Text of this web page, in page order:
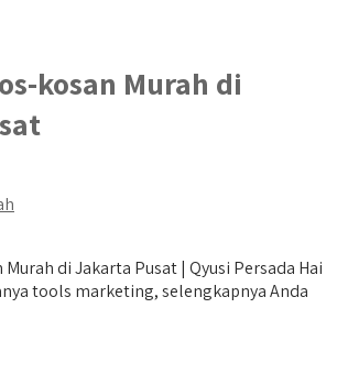
kosan Murah di
di Jakarta Pusat | Qyusi Persada Hai
tools marketing, selengkapnya Anda